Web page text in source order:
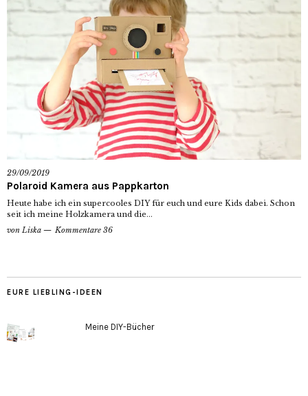
29/09/2019
Polaroid Kamera aus Pappkarton
Heute habe ich ein supercooles DIY für euch und eure Kids dabei. Schon
seit ich meine Holzkamera und die...
von Liska Kommentare 36
EURE LIEBLING-IDEEN
Meine DIY-Bücher